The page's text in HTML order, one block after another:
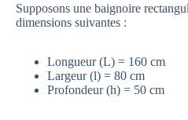
Supposons une baignoire
dimensions suivantes :
Longueur (L) = 160 cm
Largeur (l) = 80 cm
Profondeur (h) = 50 cm